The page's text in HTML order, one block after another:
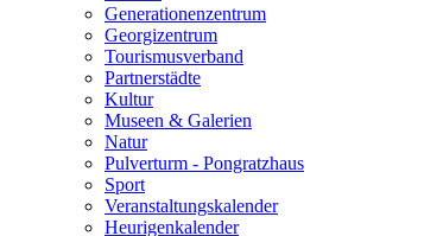
Generationenzentrum
Georgizentrum
Tourismusverband
Partnerstädte
Kultur
Museen & Galerien
Natur
Pulverturm - Pongratzhaus
Sport
Veranstaltungskalender
Heurigenkalender